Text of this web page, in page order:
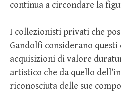
continua a circondare la
I collezionisti privati che
Gandolfi considerano
acquisizioni di valore
artistico che da quello
riconosciuta delle sue